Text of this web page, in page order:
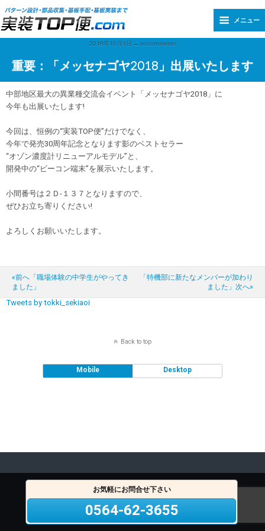
メニュー
2018年10月1日 ↔ no comments
重要：「メッセナゴヤ2018」出展いたします
中部地区最大の異業種交流会イベント「メッセナゴヤ2018」に
今年も出展いたします!
今回は、恒例の“実装TOP便”だけでなく、
今年で発売30周年記念となります影のベストセラー
“オゾン濃度計リニューアルモデル”と、
開発中の“ビーコン端末”を展示いたします。
小間番号は２Ｄ-１３７となりますので、
ぜひお立ち寄りください!
よろしくお願いいたします。
«前へ「職場体験の中学生がやってき
ました」
「特機部に新たなメンバーが加わり
ました」次へ»
Tweets by tokki_sekiaoi
Back to top
Mobile Desktop
お気軽にお問合せ下さい
0564-62-3655